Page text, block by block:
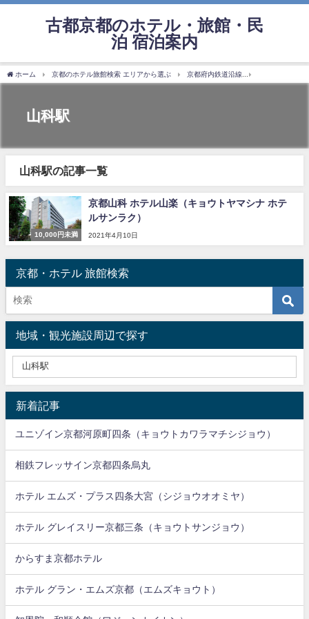
古都京都のホテル・旅館・民
泊 宿泊案内
ホーム 京都のホテル旅館検索 エリアから選ぶ 京都府内鉄道沿線
山科駅
山科駅の記事一覧
10,000円未満
京都山科 ホテル山楽（キョウトヤマシナ ホテ
ルサンラク）
2021年4月10日
京都・ホテル 旅館検索
地域・観光施設周辺で探す
新着記事
ユニゾイン京都河原町四条（キョウトカワラマチシジョウ）
相鉄フレッサイン京都四条烏丸
ホテル エムズ・プラス四条大宮（シジョウオオミヤ）
ホテル グレイスリー京都三条（キョウトサンジョウ）
からすま京都ホテル
ホテル グラン・エムズ京都（エムズキョウト）